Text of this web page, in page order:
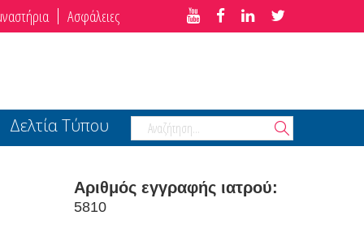
Ασφάλειες
Δελτία Τύπου
Αριθμός εγγραφής ιατρού:
5810